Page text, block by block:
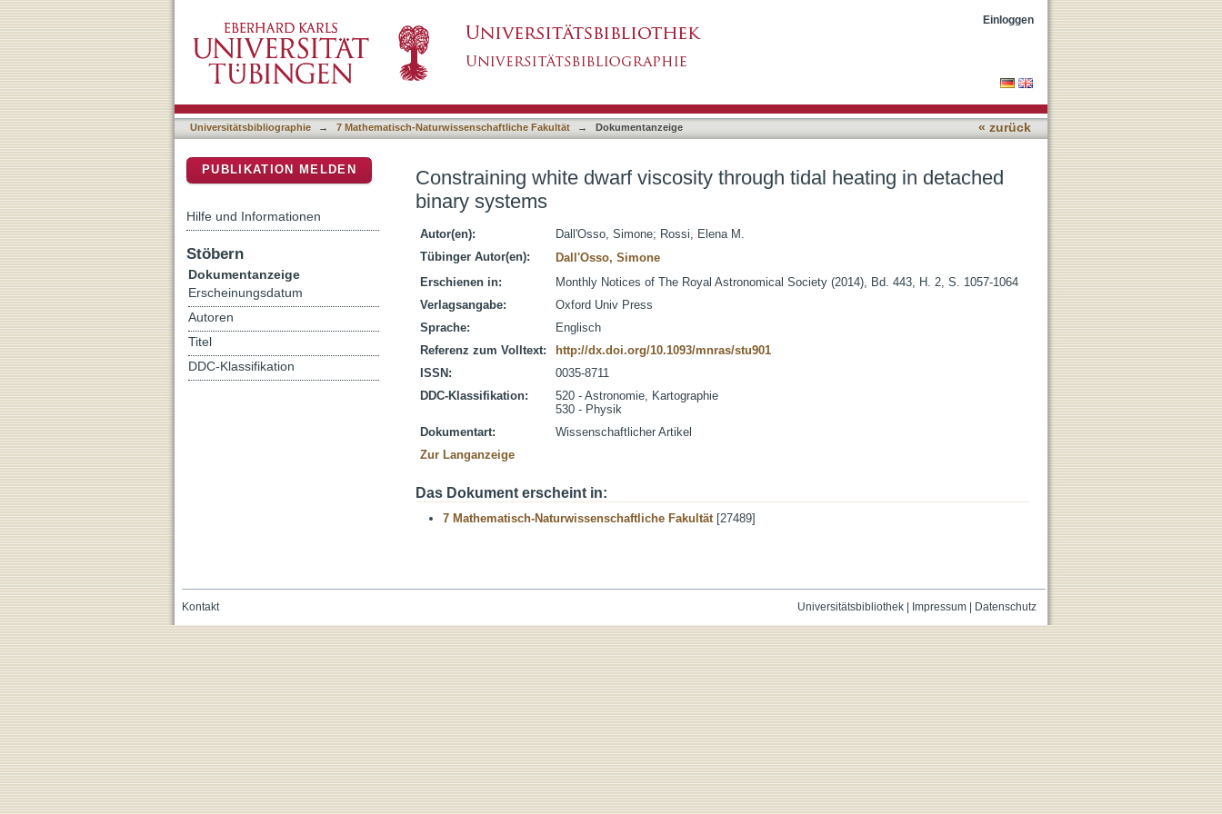
Einloggen
Universitätsbibliographie → 7 Mathematisch-Naturwissenschaftliche Fakultät → Dokumentanzeige « zurück
Constraining white dwarf viscosity through tidal heating in detached
binary systems
Autor(en): Dall'Osso, Simone; Rossi, Elena M.
Tübinger Autor(en):
Dall'Osso, Simone
Erschienen in:
Monthly Notices of The Royal Astronomical Society (2014), Bd. 443, H. 2, S. 1057-1064
Verlagsangabe:
Oxford Univ Press
Sprache:
Englisch
Referenz zum Volltext:
http://dx.doi.org/10.1093/mnras/stu901
ISSN:
0035-8711
DDC-Klassifikation:
520 - Astronomie, Kartographie
530 - Physik
Dokumentart:
Wissenschaftlicher Artikel
Zur Langanzeige
Das Dokument erscheint in:
7 Mathematisch-Naturwissenschaftliche Fakultät[27489]
PUBLIKATION MELDEN
Hilfe und Informationen
Stöbern
Dokumentanzeige
Erscheinungsdatum
Autoren
Titel
DDC-Klassifikation
Universitätsbibliothek| Impressum| Datenschutz
Kontakt